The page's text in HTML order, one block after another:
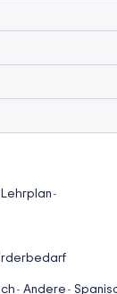
-
- Andere -